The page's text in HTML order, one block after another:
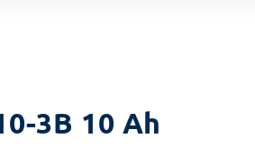
3B 10 Ah